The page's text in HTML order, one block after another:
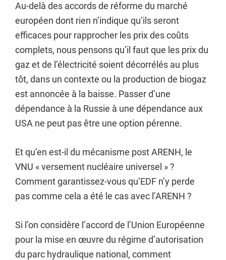
Au-delà des accords de réforme du marché
européen dont rien n’indique qu’ils seront
efficaces pour rapprocher les prix des coûts
complets, nous pensons qu’il faut que les prix du
gaz et de l’électricité soient décorrélés au plus
tôt, dans un contexte ou la production de biogaz
est annoncée à la baisse. Passer d’une
dépendance à la Russie à une dépendance aux
USA ne peut pas être une option pérenne.
Et qu’en est-il du mécanisme post ARENH, le
VNU « versement nucléaire universel » ?
Comment garantissez-vous qu’EDF n’y perde
pas comme cela a été le cas avec l’ARENH ?
Si l’on considère l’accord de l’Union Européenne
pour la mise en œuvre du régime d’autorisation
du parc hydraulique national, comment